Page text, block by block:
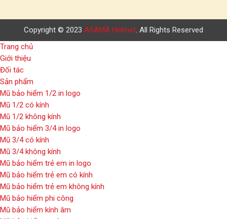
Copyright © 2023 ASAMA Helmet. All Rights Reserved
Trang chủ
Giới thiệu
Đối tác
Sản phẩm
Mũ bảo hiểm 1/2 in logo
Mũ 1/2 có kính
Mũ 1/2 không kính
Mũ bảo hiểm 3/4 in logo
Mũ 3/4 có kính
Mũ 3/4 không kính
Mũ bảo hiểm trẻ em in logo
Mũ bảo hiểm trẻ em có kính
Mũ bảo hiểm trẻ em không kính
Mũ bảo hiểm phi công
Mũ bảo hiểm kính âm